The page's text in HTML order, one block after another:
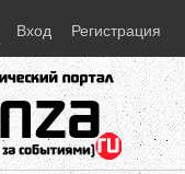
Вход Регистрация